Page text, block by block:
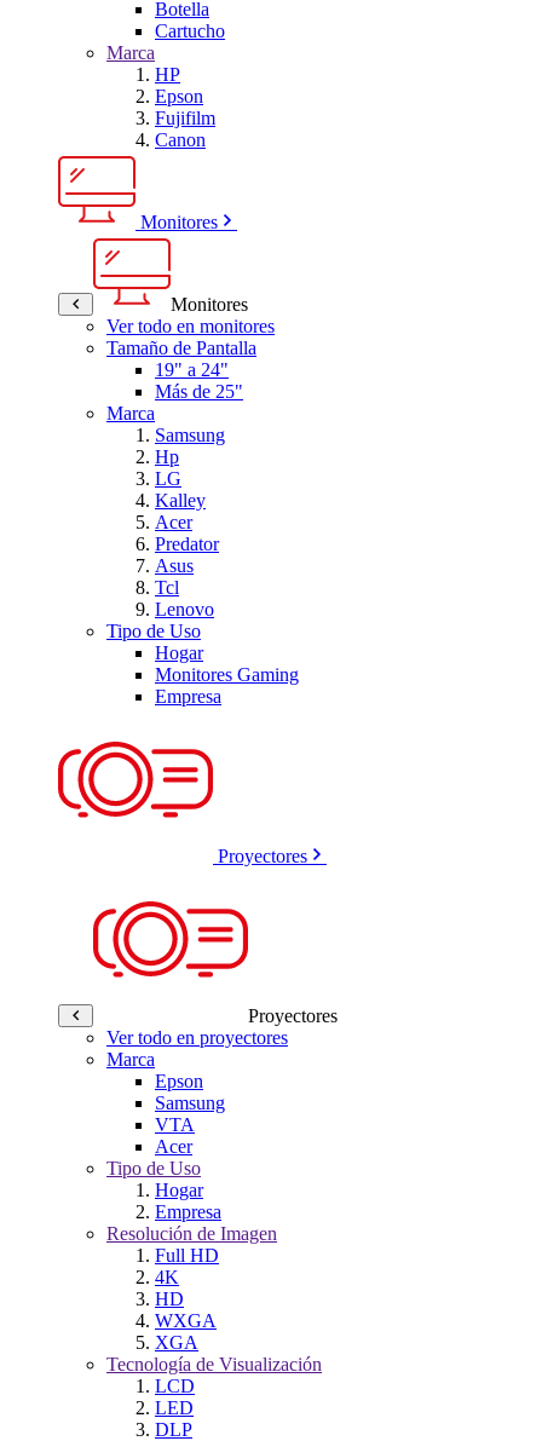
Botella
Cartucho
Marca
HP
Epson
Fujifilm
Canon
Monitores
Monitores
Ver todo en monitores
Tamaño de Pantalla
19" a 24"
Más de 25"
Marca
Samsung
Hp
LG
Kalley
Acer
Predator
Asus
Tcl
Lenovo
Tipo de Uso
Hogar
Monitores Gaming
Empresa
Proyectores
Proyectores
Ver todo en proyectores
Marca
Epson
Samsung
VTA
Acer
Tipo de Uso
Hogar
Empresa
Resolución de Imagen
Full HD
4K
HD
WXGA
XGA
Tecnología de Visualización
LCD
LED
DLP